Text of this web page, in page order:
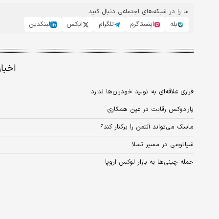
ما را در شبکه‌های اجتماعی دنبال کنید
بله
اینستاگرم تلگرام ایکس لینکدین
فراری علاقه‌‌ای به تولید خودران‌ها ندارد
پارادوکس رقابت در عین همکاری
ماسک می‌تواند آلتمن را برکنار کند؟
شیائومی در مسیر تسلا
حمله چینی‌ها به بازار لوکس اروپا